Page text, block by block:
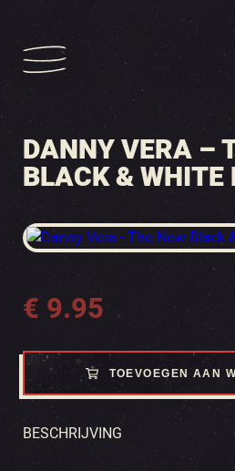
DANNY VERA –
BLACK & WHITE
€ 9.95
TOEVOEGEN AAN
BESCHRIJVING